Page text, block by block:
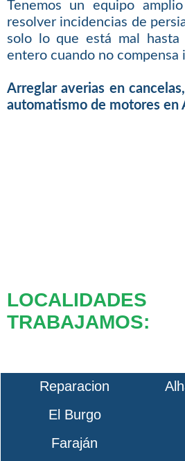
Tenemos un equipo
resolver incidencias de
solo lo que está mal hasta
entero cuando no compensa
Arreglar averias en
automatismo de motores en
TRABAJAMOS:
Reparacion
El Burgo
Faraján